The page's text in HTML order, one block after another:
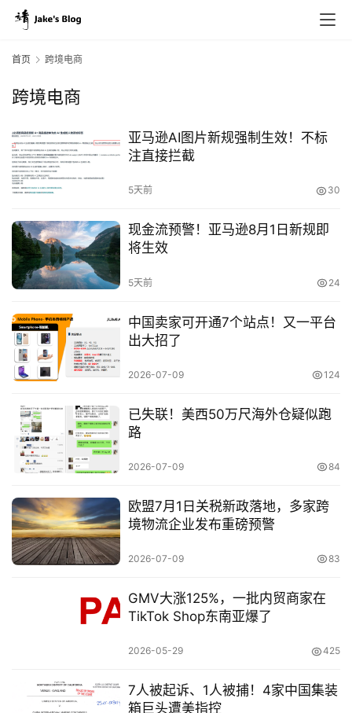
首页 跨境电商
跨境电商
亚马逊AI图片新规强制生效！不标
注直接拦截
5天前 30
现金流预警！亚马逊8月1日新规即
将生效
5天前 24
中国卖家可开通7个站点！又一平台
出大招了
2026-07-09 124
已失联！美西50万尺海外仓疑似跑
路
2026-07-09 84
欧盟7月1日关税新政落地，多家跨
境物流企业发布重磅预警
2026-07-09 83
GMV大涨125%，一批内贸商家在
TikTok Shop东南亚爆了
2026-05-29 425
7人被起诉、1人被捕！4家中国集装
箱巨头遭美指控